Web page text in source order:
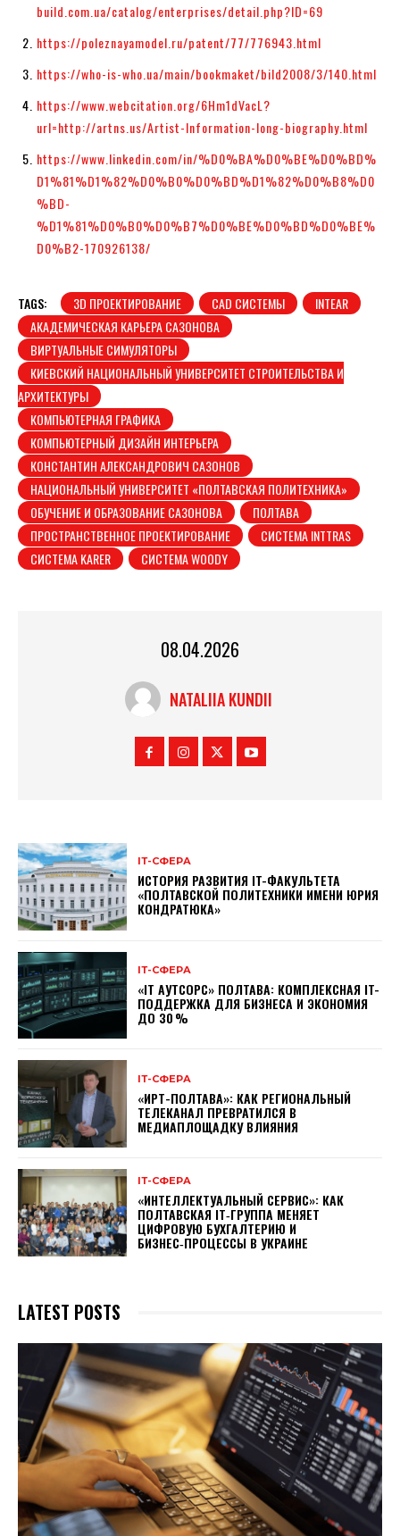
build.com.ua/catalog/enterprises/detail.php?ID=69
https://poleznayamodel.ru/patent/77/776943.html
https://who-is-who.ua/main/bookmaket/bild2008/3/140.html
https://www.webcitation.org/6Hm1dVacL?
url=http://artns.us/Artist-Information-long-biography.html
https://www.linkedin.com/in/%D0%BA%D0%BE%D0%BD%
D1%81%D1%82%D0%B0%D0%BD%D1%82%D0%B8%D0
%BD-
%D1%81%D0%B0%D0%B7%D0%BE%D0%BD%D0%BE%
D0%B2-170926138/
TAGS: 3D ПРОЕКТИРОВАНИЕ CAD СИСТЕМЫ
INTEAR
АКАДЕМИЧЕСКАЯ КАРЬЕРА САЗОНОВА
ВИРТУАЛЬНЫЕ СИМУЛЯТОРЫ
КИЕВСКИЙ НАЦИОНАЛЬНЫЙ УНИВЕРСИТЕТ СТРОИТЕЛЬСТВА И
АРХИТЕКТУРЫ
КОМПЬЮТЕРНАЯ ГРАФИКА
КОМПЬЮТЕРНЫЙ ДИЗАЙН ИНТЕРЬЕРА
КОНСТАНТИН АЛЕКСАНДРОВИЧ САЗОНОВ
НАЦИОНАЛЬНЫЙ УНИВЕРСИТЕТ «ПОЛТАВСКАЯ ПОЛИТЕХНИКА»
ОБУЧЕНИЕ И ОБРАЗОВАНИЕ САЗОНОВА
ПОЛТАВА
ПРОСТРАНСТВЕННОЕ ПРОЕКТИРОВАНИЕ
СИСТЕМА INTTRAS
СИСТЕМА KARER
СИСТЕМА WOODY
08.04.2026
NATALIIA KUNDII
ІТ-СФЕРА
ИСТОРИЯ РАЗВИТИЯ IT-ФАКУЛЬТЕТА
«ПОЛТАВСКОЙ ПОЛИТЕХНИКИ ИМЕНИ ЮРИЯ
КОНДРАТЮКА»
ІТ-СФЕРА
«IT АУТСОРС» ПОЛТАВА: КОМПЛЕКСНАЯ IT-
ПОДДЕРЖКА ДЛЯ БИЗНЕСА И ЭКОНОМИЯ
ДО 30 %
ІТ-СФЕРА
«ИРТ-ПОЛТАВА»: КАК РЕГИОНАЛЬНЫЙ
ТЕЛЕКАНАЛ ПРЕВРАТИЛСЯ В
МЕДИАПЛОЩАДКУ ВЛИЯНИЯ
ІТ-СФЕРА
«ИНТЕЛЛЕКТУАЛЬНЫЙ СЕРВИС»: КАК
ПОЛТАВСКАЯ IT‑ГРУППА МЕНЯЕТ
ЦИФРОВУЮ БУХГАЛТЕРИЮ И
БИЗНЕС‑ПРОЦЕССЫ В УКРАИНЕ
LATEST POSTS